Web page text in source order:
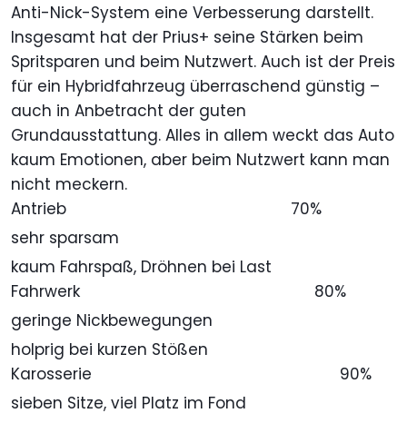
Anti-Nick-System eine Verbesserung darstellt.
Insgesamt hat der Prius+ seine Stärken beim
Spritsparen und beim Nutzwert. Auch ist der Preis
für ein Hybridfahrzeug überraschend günstig –
auch in Anbetracht der guten
Grundausstattung. Alles in allem weckt das Auto
kaum Emotionen, aber beim Nutzwert kann man
nicht meckern.
Antrieb
70%
sehr sparsam
kaum Fahrspaß, Dröhnen bei Last
Fahrwerk
80%
geringe Nickbewegungen
holprig bei kurzen Stößen
Karosserie
90%
sieben Sitze, viel Platz im Fond